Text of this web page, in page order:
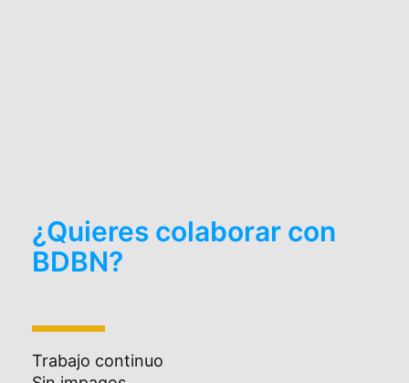
¿Quieres colaborar con
BDBN?
Trabajo continuo